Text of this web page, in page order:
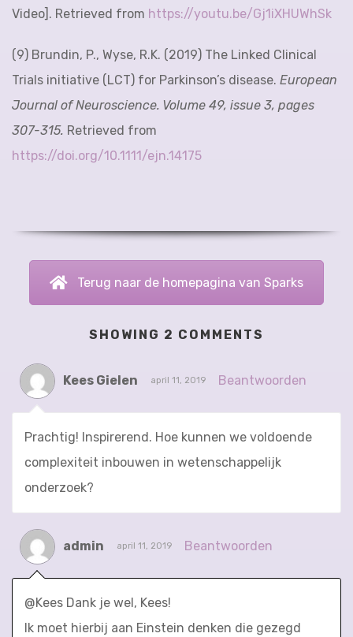
Video]. Retrieved from https://youtu.be/Gj1iXHUWhSk
(9) Brundin, P., Wyse, R.K. (2019) The Linked Clinical
Trials initiative (LCT) for Parkinson’s disease. European
Journal of Neuroscience. Volume 49, issue 3, pages
307-315. Retrieved from
https://doi.org/10.1111/ejn.14175
Terug naar de homepagina van Sparks
SHOWING 2 COMMENTS
Kees Gielen april 11, 2019 Beantwoorden
Prachtig! Inspirerend. Hoe kunnen we voldoende
complexiteit inbouwen in wetenschappelijk
onderzoek?
admin april 11, 2019 Beantwoorden
@Kees Dank je wel, Kees!
Ik moet hierbij aan Einstein denken die gezegd